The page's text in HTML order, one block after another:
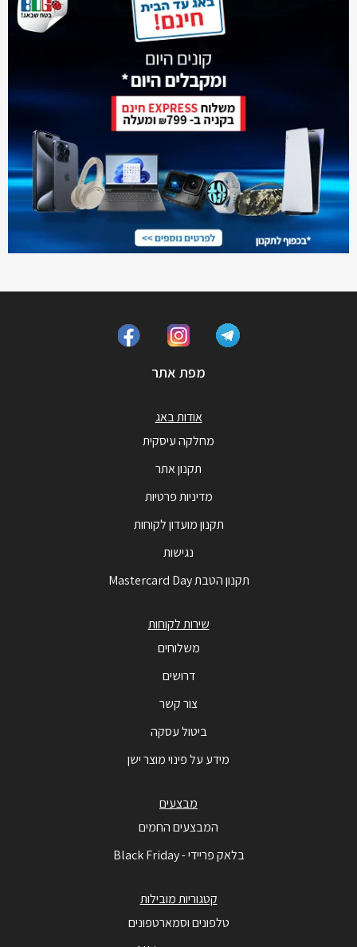
מפת אתר
אודות באג
מחלקה עיסקית
תקנון אתר
מדיניות פרטיות
תקנון מועדון לקוחות
נגישות
תקנון הטבת Mastercard Day
שירות לקוחות
משלוחים
דרושים
צור קשר
ביטול עסקה
מידע על פינוי מוצר ישן
מבצעים
המבצעים החמים
בלאק פריידי - Black Friday
קטגוריות מובילות
טלפונים וסמארטפונים